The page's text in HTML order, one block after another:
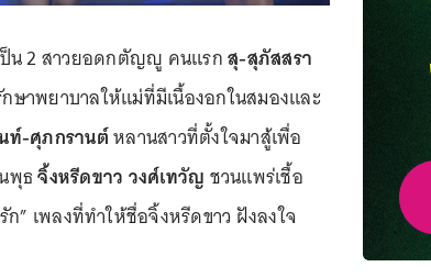
ป็น 2 สาวยอดกตัญญู คนแรกสุ-สุภัสสรา
าพยาบาลให้แม่ที่มีเนื้องอกในสมองและ
ท์-ศุภกรานต์หลานสาวที่ตั้งใจมาสู้เพื่อ
พุธจิ้งหรีดขาว วงศ์เทวัญ ชวนแพร่เชื้อ
” เพลงที่ทำให้ชื่อจิ้งหรีดขาว ฝังลงใจ